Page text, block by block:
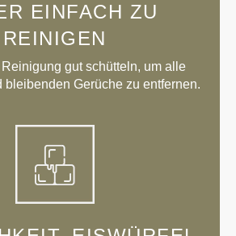
EINFACH ZU
REINIGEN
gut schütteln, um alle
bleibenden Gerüche zu entfernen.